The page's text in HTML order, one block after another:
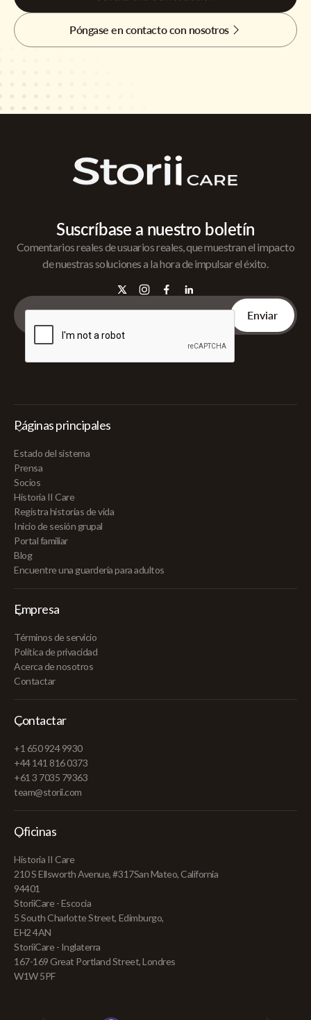
Póngase en contacto con nosotros
Suscríbase a nuestro boletín
Comentarios reales de usuarios reales, que muestran el impacto
de nuestras soluciones a la hora de impulsar el éxito.
Páginas principales
Estado del sistema
Prensa
Socios
Historia II Care
Registra historias de vida
Inicio de sesión grupal
Portal familiar
Blog
Encuentre una guardería para adultos
Empresa
Términos de servicio
Política de privacidad
Acerca de nosotros
Contactar
Contactar
+1 650 924 9930
+44 141 816 0373
+61 3 7035 79363
team@storii.com
Oficinas
Historia II Care
210 S Ellsworth Avenue, #317San Mateo, California
94401
StoriiCare - Escocia
5 South Charlotte Street, Edimburgo,
EH2 4AN
StoriiCare - Inglaterra
167-169 Great Portland Street, Londres
W1W 5PF